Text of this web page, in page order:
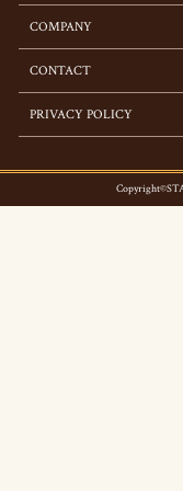
COMPANY
CONTACT
PRIVACY POLICY